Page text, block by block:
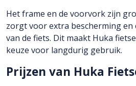
Het frame en de voorvork zijn
zorgt voor extra bescherming en
van de fiets. Dit maakt Huka
keuze voor langdurig gebruik.
Prijzen van Huka